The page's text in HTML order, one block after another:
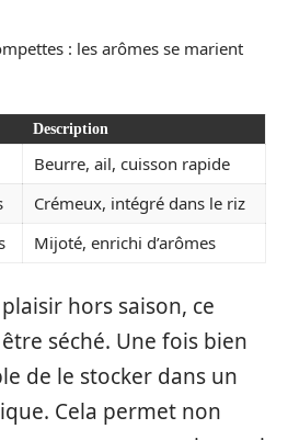
: les arômes se marient
Description
Beurre, ail, cuisson rapide
Crémeux, intégré dans le riz
Mijoté, enrichi d’arômes
hors saison, ce
séché. Une fois bien
de le stocker dans un
Cela permet non